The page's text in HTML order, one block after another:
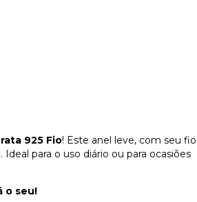
925 Fio! Este anel leve, com seu fio
para o uso diário ou para ocasiões
o seu!